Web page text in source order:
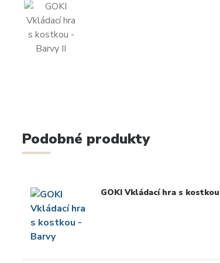
Podobné produkty
GOKI Vkládací hra s